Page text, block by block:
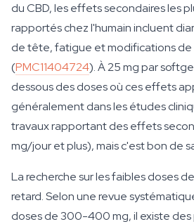
du CBD, les effets secondaires les
rapportés chez l'humain incluent
de tête, fatigue et modifications
(PMC11404724). À 25 mg par
dessous des doses où ces effets
généralement dans les études
travaux rapportant des effets
mg/jour et plus), mais c'est bon de
La recherche sur les faibles doses
retard. Selon une revue
doses de 300-400 mg, il existe